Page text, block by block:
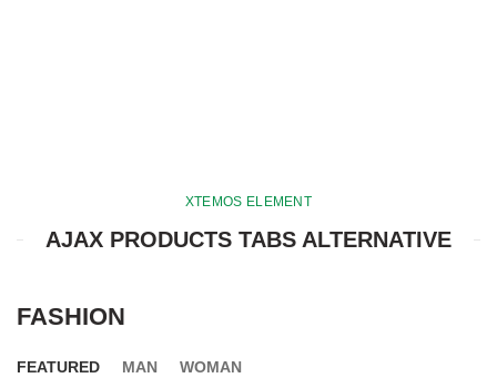
XTEMOS ELEMENT
AJAX PRODUCTS TABS ALTERNATIVE
FASHION
FEATURED MAN WOMAN